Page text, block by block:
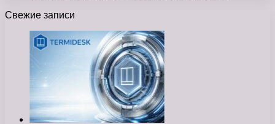
Свежие записи